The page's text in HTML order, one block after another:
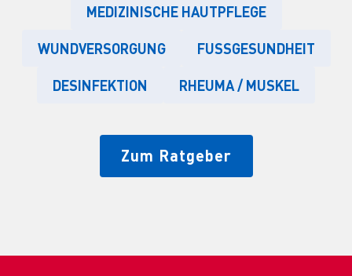
MEDIZINISCHE HAUTPFLEGE
WUNDVERSORGUNG FUSSGESUNDHEIT
DESINFEKTION RHEUMA / MUSKEL
Zum Ratgeber